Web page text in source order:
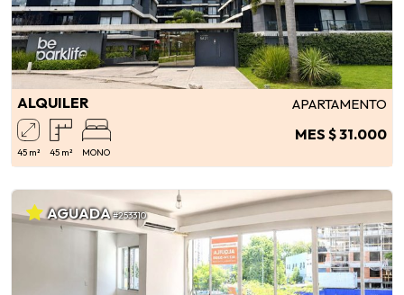
ALQUILER APARTAMENTO
45 m² 45 m² MONO
MES $ 31.000
AGUADA#253310